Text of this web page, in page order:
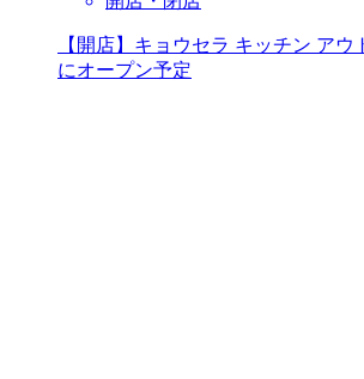
【開店】キョウセラ キッチン アウ
にオープン予定